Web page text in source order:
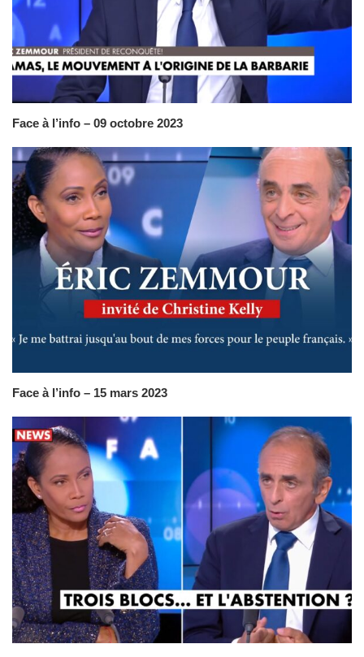
Face à l’info – 09 octobre 2023
Face à l’info – 15 mars 2023